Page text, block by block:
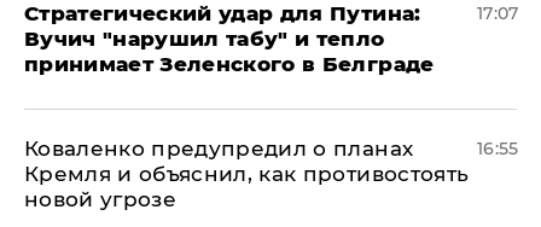
Стратегический удар для Путина:
Вучич "нарушил табу" и тепло
принимает Зеленского в Белграде
17:07
Коваленко предупредил о планах
Кремля и объяснил, как противостоять
новой угрозе
16:55